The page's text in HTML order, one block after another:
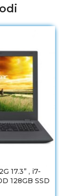
17.3” , i7-
128GB SSD